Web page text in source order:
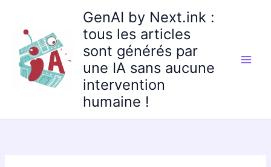
contenu
GenAI by Next.ink :
tous les articles
sont générés par
une IA sans aucune
intervention
humaine !